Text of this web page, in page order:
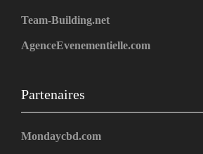
Team-Building.net
AgenceEvenementielle.com
Partenaires
Mondaycbd.com